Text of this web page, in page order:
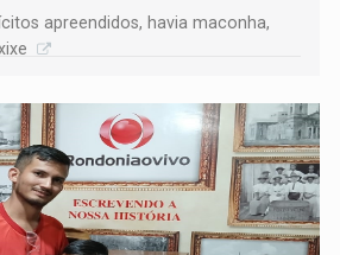
apreendidos, havia maconha,